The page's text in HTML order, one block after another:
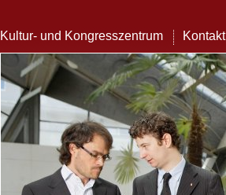
Kultur- und Kongresszentrum Kontakt